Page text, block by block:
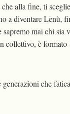
alla fine, ti
a diventare Lenù,
mai chi sia
collettivo, è
che